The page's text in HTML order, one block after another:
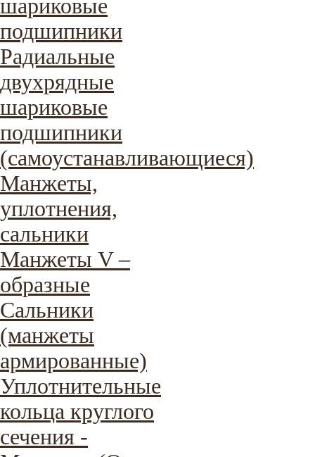
шариковые
подшипники
Радиальные
двухрядные
шариковые
подшипники
(самоустанавливающиеся)
Манжеты,
уплотнения,
сальники
Манжеты V –
образные
Сальники
(манжеты
армированные)
Уплотнительные
кольца круглого
сечения -